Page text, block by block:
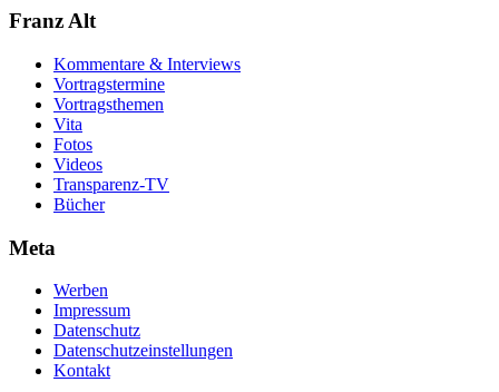
Franz Alt
Kommentare & Interviews
Vortragstermine
Vortragsthemen
Vita
Fotos
Videos
Transparenz-TV
Bücher
Meta
Werben
Impressum
Datenschutz
Datenschutzeinstellungen
Kontakt